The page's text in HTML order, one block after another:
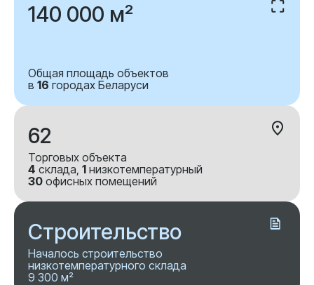
140 000 м²
Общая площадь объектов
в 16 городах Беларуси
62
Торговых объекта
4 склада, 1 низкотемпературный
30 офисных помещений
Строительство
Началось строительство
низкотемпературного склада
9 300 м²